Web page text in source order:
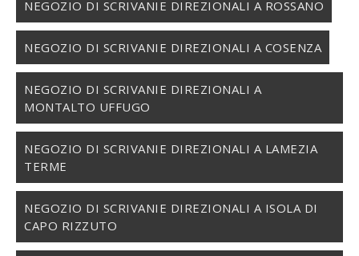
NEGOZIO DI SCRIVANIE DIREZIONALI A ROSSANO
NEGOZIO DI SCRIVANIE DIREZIONALI A COSENZA
NEGOZIO DI SCRIVANIE DIREZIONALI A
MONTALTO UFFUGO
NEGOZIO DI SCRIVANIE DIREZIONALI A LAMEZIA
TERME
NEGOZIO DI SCRIVANIE DIREZIONALI A ISOLA DI
CAPO RIZZUTO